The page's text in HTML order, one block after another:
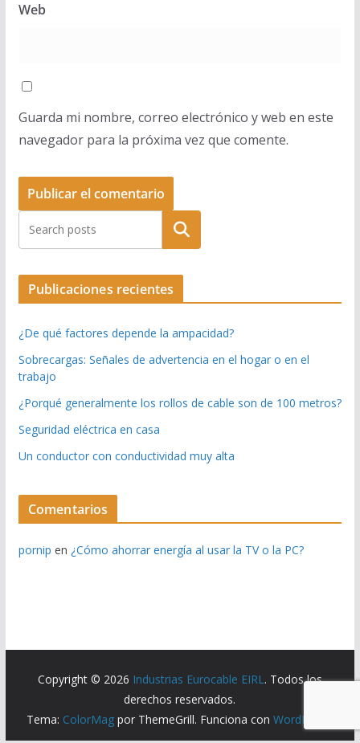
Web
Guarda mi nombre, correo electrónico y web en este
navegador para la próxima vez que comente.
Buscar
Publicaciones recientes
¿De qué factores depende la ampacidad?
Sobrecargas: Señales de advertencia en el hogar o en el
trabajo
¿Porqué generalmente los rollos de cable son de 100 metros?
Seguridad eléctrica en casa
Un conductor con conductividad muy alta
Comentarios
pornip en ¿Cómo ahorrar energía al usar la TV o la PC?
Copyright © 2026 Industrias Eurocable EIRL. Todos los
derechos reservados.
Tema: ColorMag por ThemeGrill. Funciona conWordPress